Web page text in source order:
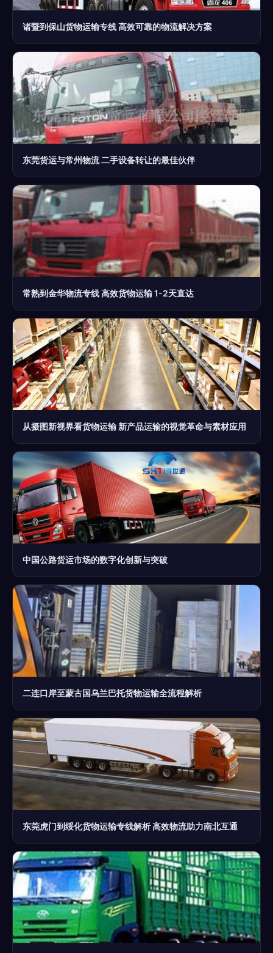
诸暨到保山货物运输专线 高效可靠的物流解决方案
东莞货运与常州物流 二手设备转让的最佳伙伴
常熟到金华物流专线 高效货物运输 1-2天直达
从摄图新视界看货物运输 新产品运输的视觉革命与素材应用
中国公路货运市场的数字化创新与突破
二连口岸至蒙古国乌兰巴托货物运输全流程解析
东莞虎门到绥化货物运输专线解析 高效物流助力南北互通